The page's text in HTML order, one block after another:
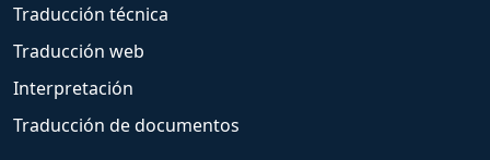
Traducción técnica
Traducción web
Interpretación
Traducción de documentos